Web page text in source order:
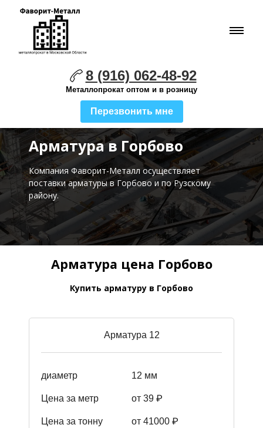
8 (916) 062-48-92
Металлопрокат оптом и в розницу
Перезвонить мне
Арматура в Горбово
Компания Фаворит-Металл осуществляет
поставкиарматуры в Горбово и по Рузскому
району.
Арматура цена Горбово
Купить арматуру в Горбово
Арматура 12
диаметр 12 мм
Цена за метр от 39 ₽
Цена за тонну от 41000 ₽